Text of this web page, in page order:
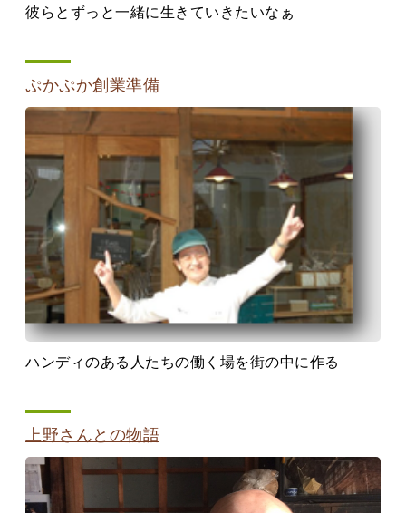
彼らとずっと一緒に生きていきたいなぁ
ぷかぷか創業準備
ハンディのある人たちの働く場を街の中に作る
上野さんとの物語